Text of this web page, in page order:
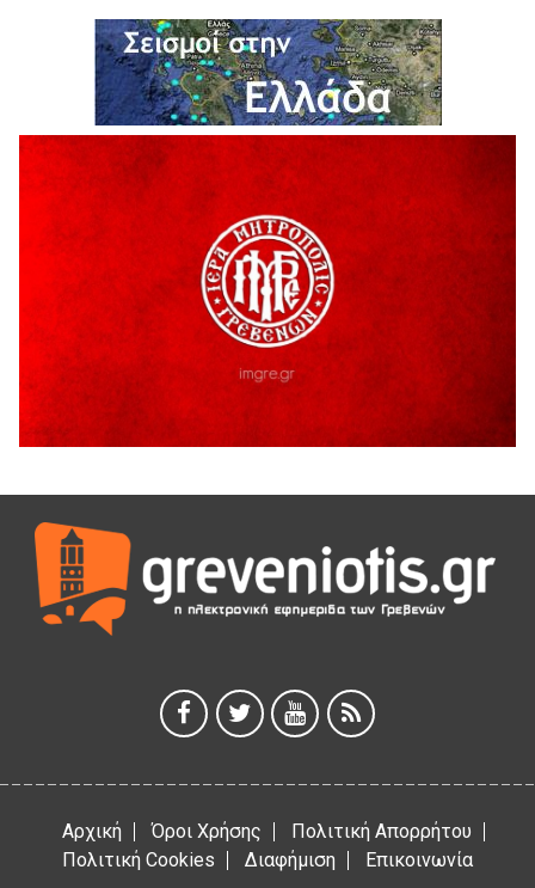
6 Αυγούστου 2026
Ολοκληρώνεται η ασφαλτόστρωση της οδού Περιβόλι –
6 Αυγούστου 2026
H παραδοχή λαθών είναι (και) δύναμη
5 Αυγούστου 2026
Ο ΑΝΔΡΕΑΣ ΑΣΛΑΝΙΔΗΣ ΣΥΝΕΧΙΖΕΙ ΣΤΟΝ ΠΡΩΤΕΑ
ΓΡΕΒΕΝΩΝ
5 Αυγούστου 2026
Ευχαριστήριο Εκπολιτιστικού Συλλόγου Ταξιάρχη προς κ.
Παρασχάκη Αθανάσιο
5 Αυγούστου 2026
Διακοπή υδροδότησης του Α΄ κλάδου ύδρευσης
5 Αυγούστου 2026
Θερινό Σινεμά στο πλαίσιο του «Πολιτιστικού
Καλοκαιριού 2026» με την βραβευμένη ταινία «Μικρές
Ανάσες».
5 Αυγούστου 2026
5 Αυγούστου 2026
Αρχική Όροι Χρήσης
Πολιτική Απορρήτου
Πολιτική Cookies
Διαφήμιση Επικοινωνία